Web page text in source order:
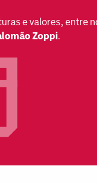
e valores, entre
Zoppi.